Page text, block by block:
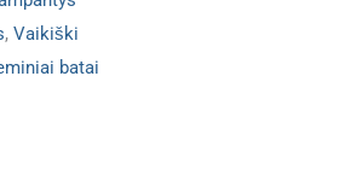
, Vaikiški
batai